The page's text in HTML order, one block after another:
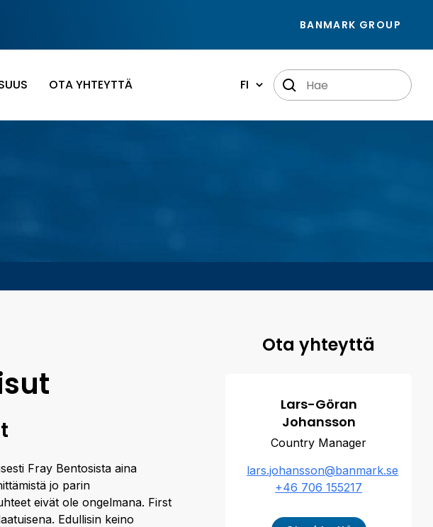
BANMARK GROUP
OTA YHTEYTTÄ FI
Fray Bentosista aina
jo parin
eivät ole ongelmana. First
Edullisin keino
Ota yhteyttä
Lars-Göran
Johansson
Country Manager
lars.johansson@banmark.se
+46 706 155217